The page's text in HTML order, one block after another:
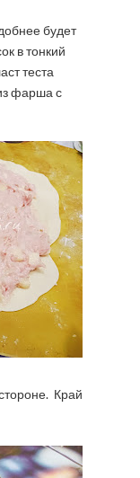
будет
в тонкий
теста
фарша с
Край